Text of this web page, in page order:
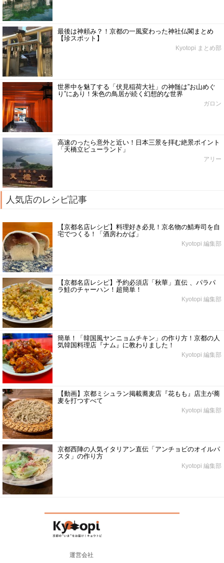
最後は神頼み？！京都の一風変わった神社仏閣まとめ
【珍スポット】
Kyotopi まとめ部
世界中を魅了する「伏見稲荷大社」の神髄は”お山めぐ
り”にあり！朱色の鳥居が続く幻想的な世界
ガロン
高速のったら意外と近い！日本三景を拝む絶景ポイント
「天橋立ビューランド」
アリー
人気店のレシピ記事
【京都名店レシピ】料理好き必見！京名物の鯖寿司を自
宅でつくる！「酒房わかば」
Kyotopi 編集部
【京都名店レシピ】予約必須店「秋華」直伝 、パラパ
ラ鮭のチャーハン！超簡単！
Kyotopi 編集部
簡単！「韓国風ヤンニョムチキン」の作り方！京都の人
気韓国料理店『ナム』に教わりました！
Kyotopi 編集部
【動画】京都ミシュラン掲載蕎麦店『花もも』店主が蕎
麦を打つすべて
Kyotopi 編集部
京都西陣の人気イタリアン直伝「アンチョビのオイルパ
スタ」の作り方
Kyotopi 編集部
運営会社